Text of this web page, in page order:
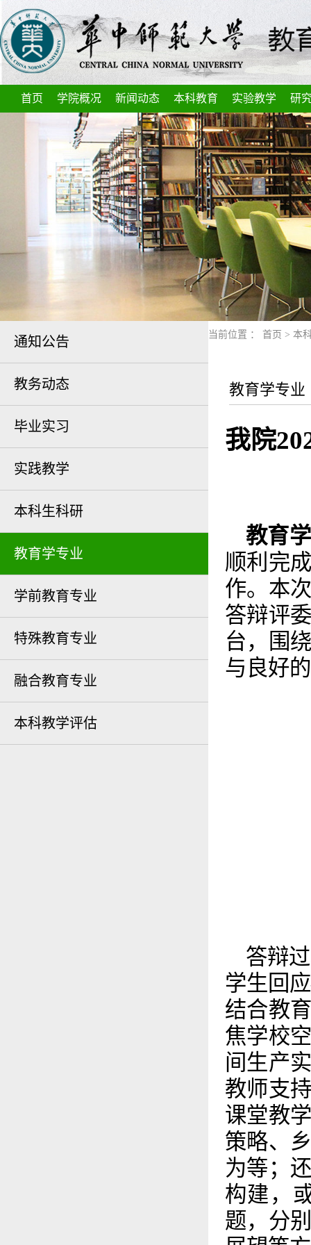
首页 学院概况 新闻动态 本科教育 实验教学 研
通知公告
教务动态
毕业实习
实践教学
本科生科研
教育学专业
学前教育专业
特殊教育专业
融合教育专业
本科教学评估
当前位置 ： 首页 > 本
教育学专业
我院
教育
顺利完
作。本
答辩评
台，围
与良好
答辩
学生回
结合教
焦学校
间生产
教师支
课堂教
策略、
为等；
构建，
题，分